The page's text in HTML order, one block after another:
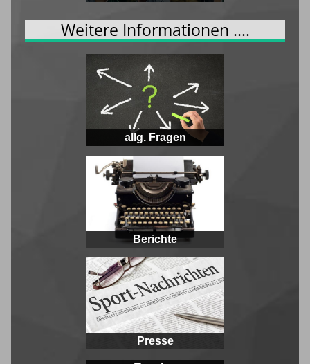
Weitere Informationen ....
allg. Fragen
Berichte
Presse